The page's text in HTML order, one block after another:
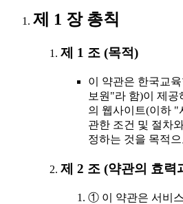
제 1 장 총칙
제 1 조 (목적)
이 약관은 한국교
보원"라 함)이 제
의 웹사이트(이하 "
관한 조건 및 절차
정하는 것을 목적
제 2 조 (약관의 효력
① 이 약관은 서비